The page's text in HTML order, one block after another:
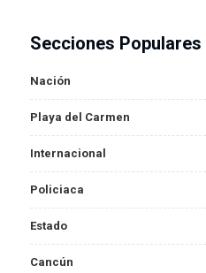
Secciones Populares
Nación
Playa del Carmen
Internacional
Policiaca
Estado
Cancún